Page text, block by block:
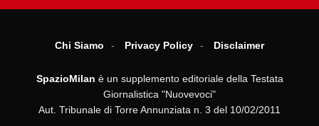
Chi Siamo Privacy Policy Disclaimer
SpazioMilan è un supplemento editoriale della Testata
Giornalistica "Nuovevoci"
Aut. Tribunale di Torre Annunziata n. 3 del 10/02/2011